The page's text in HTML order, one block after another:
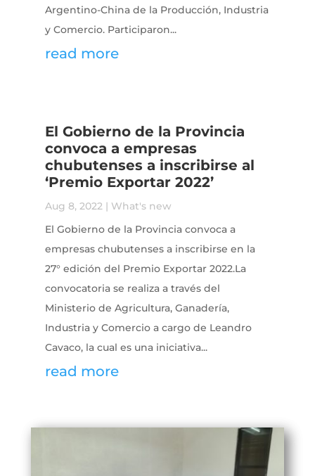
Argentino-China de la Producción, Industria
y Comercio. Participaron...
read more
El Gobierno de la Provincia
convoca a empresas
chubutenses a inscribirse al
‘Premio Exportar 2022’
Aug 8, 2022| What's new
El Gobierno de la Provincia convoca a
empresas chubutenses a inscribirse en la
27° edición del Premio Exportar 2022.La
convocatoria se realiza a través del
Ministerio de Agricultura, Ganadería,
Industria y Comercio a cargo de Leandro
Cavaco, la cual es una iniciativa...
read more